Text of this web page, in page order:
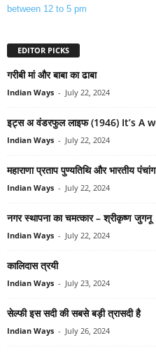
between 12 to 5 pm
EDITOR PICKS
गरीबी मां और बाबा का ढाबा
Indian Ways - July 22, 2024
इट्स अ वंडरफुल लाइफ (1946) It’s A
Indian Ways - July 22, 2024
महाराणा प्रताप पुण्‍यतिथि और भारतीय पंंचांग
Indian Ways - July 22, 2024
नगर स्थापना का चमत्कार – श्रीकृष्‍ण जुगनू
Indian Ways - July 22, 2024
कालिदास त्रयी
Indian Ways - July 23, 2024
सेल्‍फी इस सदी की सबसे बड़ी त्रासदी है
Indian Ways - July 26, 2024